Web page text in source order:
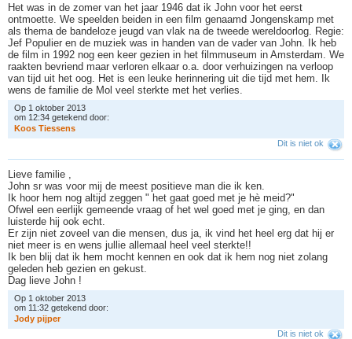
Het was in de zomer van het jaar 1946 dat ik John voor het eerst
ontmoette. We speelden beiden in een film genaamd Jongenskamp met
als thema de bandeloze jeugd van vlak na de tweede wereldoorlog. Regie:
Jef Populier en de muziek was in handen van de vader van John. Ik heb
de film in 1992 nog een keer gezien in het filmmuseum in Amsterdam. We
raakten bevriend maar verloren elkaar o.a. door verhuizingen na verloop
van tijd uit het oog. Het is een leuke herinnering uit die tijd met hem. Ik
wens de familie de Mol veel sterkte met het verlies.
Op 1 oktober 2013
om 12:34 getekend door:
Koos Tiessens
Dit is niet ok
Lieve familie ,
John sr was voor mij de meest positieve man die ik ken.
Ik hoor hem nog altijd zeggen " het gaat goed met je hè meid?"
Ofwel een eerlijk gemeende vraag of het wel goed met je ging, en dan
luisterde hij ook echt.
Er zijn niet zoveel van die mensen, dus ja, ik vind het heel erg dat hij er
niet meer is en wens jullie allemaal heel veel sterkte!!
Ik ben blij dat ik hem mocht kennen en ook dat ik hem nog niet zolang
geleden heb gezien en gekust.
Dag lieve John !
Op 1 oktober 2013
om 11:32 getekend door:
Jody pijper
Dit is niet ok